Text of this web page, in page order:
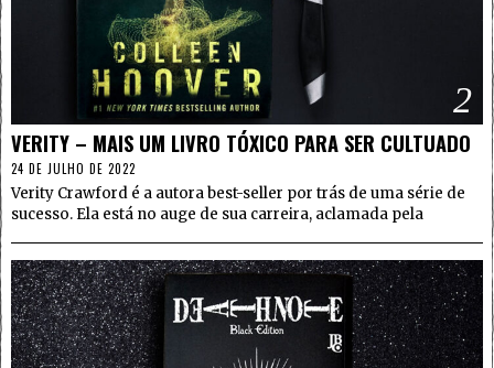
2
VERITY – MAIS UM LIVRO TÓXICO PARA SER CULTUADO
24 DE JULHO DE 2022
Verity Crawford é a autora best-seller por trás de uma série de
sucesso. Ela está no auge de sua carreira, aclamada pela